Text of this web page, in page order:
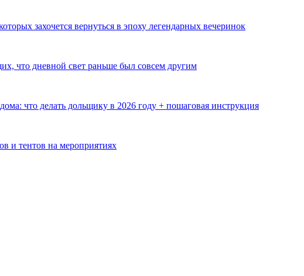
захочется вернуться в эпоху легендарных вечеринок
что дневной свет раньше был совсем другим
что делать дольщику в 2026 году + пошаговая инструкция
и тентов на мероприятиях